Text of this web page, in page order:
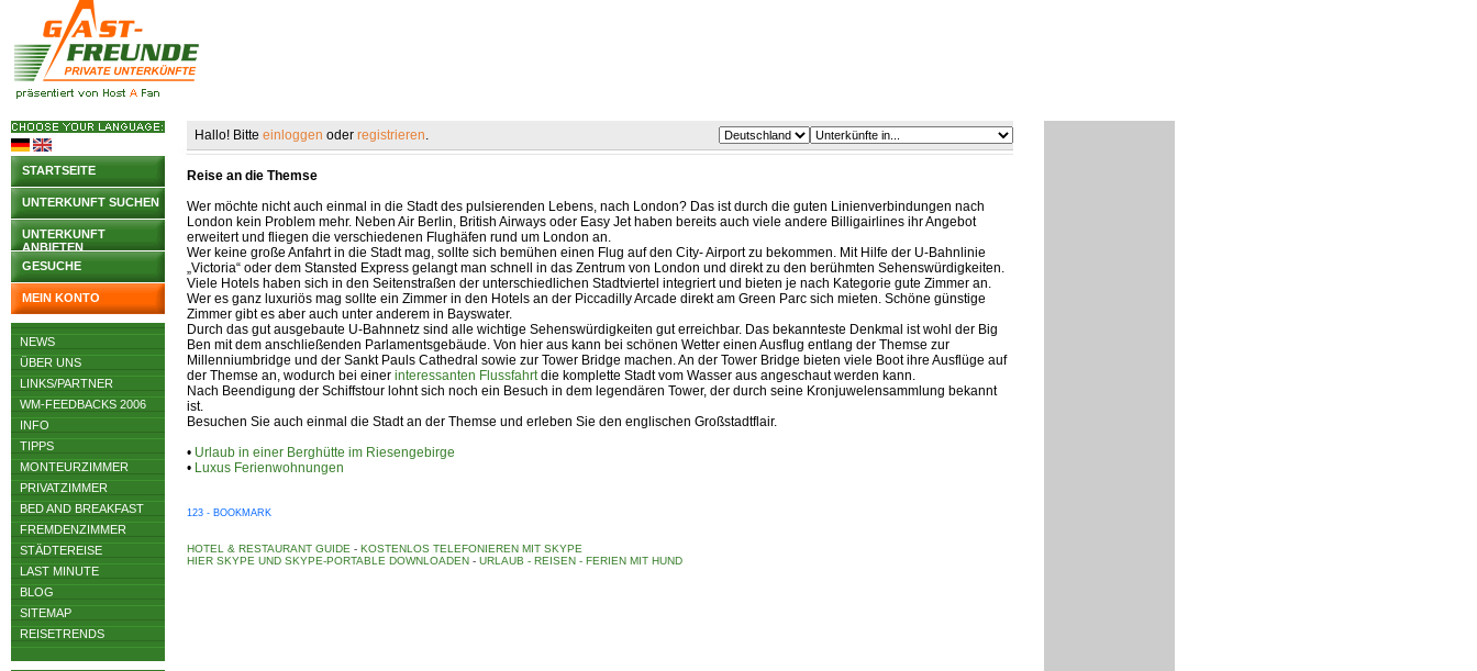
STARTSEITE
UNTERKUNFT SUCHEN
UNTERKUNFT
ANBIETEN
GESUCHE
MEIN KONTO
NEWS
ÜBER UNS
LINKS/PARTNER
WM-FEEDBACKS 2006
INFO
TIPPS
MONTEURZIMMER
PRIVATZIMMER
BED AND BREAKFAST
FREMDENZIMMER
STÄDTEREISE
LAST MINUTE
BLOG
SITEMAP
REISETRENDS
Hallo! Bitte einloggen oder registrieren.
Reise an die Themse
Wer möchte nicht auch einmal in die Stadt des pulsierenden Lebens, nach London? Das ist durch die guten Linienverbindungen nach
London kein Problem mehr. Neben Air Berlin, British Airways oder Easy Jet haben bereits auch viele andere Billigairlines ihr Angebot
erweitert und fliegen die verschiedenen Flughäfen rund um London an.
Wer keine große Anfahrt in die Stadt mag, sollte sich bemühen einen Flug auf den City- Airport zu bekommen. Mit Hilfe der U-Bahnlinie
„Victoria“ oder dem Stansted Express gelangt man schnell in das Zentrum von London und direkt zu den berühmten Sehenswürdigkeiten.
Viele Hotels haben sich in den Seitenstraßen der unterschiedlichen Stadtviertel integriert und bieten je nach Kategorie gute Zimmer an.
Wer es ganz luxuriös mag sollte ein Zimmer in den Hotels an der Piccadilly Arcade direkt am Green Parc sich mieten. Schöne günstige
Zimmer gibt es aber auch unter anderem in Bayswater.
Durch das gut ausgebaute U-Bahnnetz sind alle wichtige Sehenswürdigkeiten gut erreichbar. Das bekannteste Denkmal ist wohl der Big
Ben mit dem anschließenden Parlamentsgebäude. Von hier aus kann bei schönen Wetter einen Ausflug entlang der Themse zur
Millenniumbridge und der Sankt Pauls Cathedral sowie zur Tower Bridge machen. An der Tower Bridge bieten viele Boot ihre Ausflüge auf
der Themse an, wodurch bei einer interessanten Flussfahrtdie komplette Stadt vom Wasser aus angeschaut werden kann.
Nach Beendigung der Schiffstour lohnt sich noch ein Besuch in dem legendären Tower, der durch seine Kronjuwelensammlung bekannt
ist.
Besuchen Sie auch einmal die Stadt an der Themse und erleben Sie den englischen Großstadtflair.
• Urlaub in einer Berghütte im Riesengebirge
• Luxus Ferienwohnungen
123 - BOOKMARK
HOTEL & RESTAURANT GUIDE - KOSTENLOS TELEFONIEREN MIT SKYPE
HIER SKYPE UND SKYPE-PORTABLE DOWNLOADEN - URLAUB - REISEN - FERIEN MIT HUND